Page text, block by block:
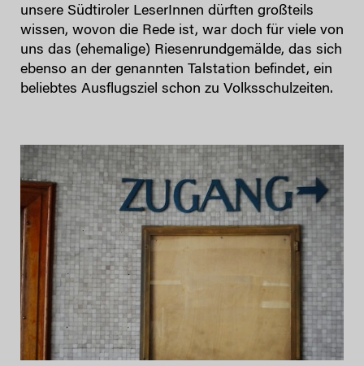
unsere Südtiroler LeserInnen dürften großteils
wissen, wovon die Rede ist, war doch für viele von
uns das (ehemalige) Riesenrundgemälde, das sich
ebenso an der genannten Talstation befindet, ein
beliebtes Ausflugsziel schon zu Volksschulzeiten.